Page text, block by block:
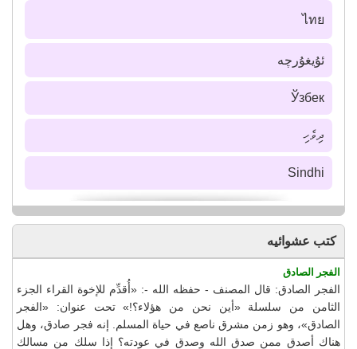
ไทย
ئۇيغۇرچە
Ўзбек
ދިވެހި
Sindhi
كتب عشوائيه
الفجر الصادق
الفجر الصادق: قال المصنف - حفظه الله -: «أُقدِّم للإخوة القراء الجزء
الثامن من سلسلة «أين نحن من هؤلاء؟!» تحت عنوان: «الفجر
الصادق»، وهو زمن مشرق ناصع في حياة المسلم. إنه فجر صادق، وهل
هناك أصدق ممن صدق الله وصدق في عودته؟ إذا سلك من مسالك